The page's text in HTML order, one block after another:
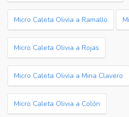
Micro Caleta Olivia a Ramallo
Micro Caleta Olivia a Rojas
Micro Caleta Olivia a Mina Clavero
Micro Caleta Olivia a Colón